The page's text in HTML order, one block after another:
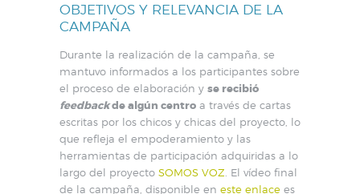
OBJETIVOS Y RELEVANCIA DE LA
CAMPAÑA
Durante la realización de la campaña, se
mantuvo informados a los participantes sobre
el proceso de elaboración y se recibió
feedbackde algún centro a través de cartas
escritas por los chicos y chicas del proyecto, lo
que refleja el empoderamiento y las
herramientas de participación adquiridas a lo
largo del proyecto SOMOS VOZ . El vídeo final
de la campaña, disponible en este enlace es